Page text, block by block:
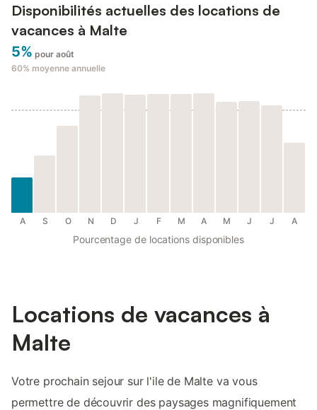
Disponibilités actuelles des locations de
vacances à Malte
5% pour août
60% moyenne annuelle
A S O N D J F M A M J J A
Pourcentage de locations disponibles
Locations de vacances à
Malte
Votre prochain sejour sur l'ile de Malte va vous
permettre de découvrir des paysages magnifiquement